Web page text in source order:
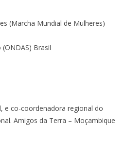
(Marcha Mundial de Mulheres)
Brasil
e co-coordenadora regional do
Amigos da Terra – Moçambique